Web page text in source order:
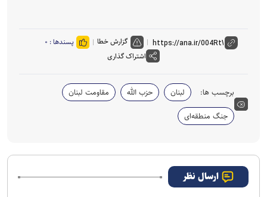
گزارش خطا پسندها : ۰
اشتراک گذاری
برچسب ها: لبنان حزب الله
مقاومت لبنان
جنگ منطقه‌ای
ارسال نظر